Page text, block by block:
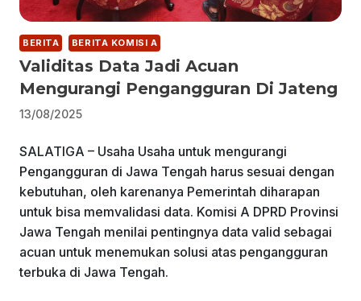
BERITA BERITA KOMISI A
Validitas Data Jadi Acuan
Mengurangi Pengangguran Di Jateng
13/08/2025
SALATIGA – Usaha Usaha untuk mengurangi
Pengangguran di Jawa Tengah harus sesuai dengan
kebutuhan, oleh karenanya Pemerintah diharapan
untuk bisa memvalidasi data. Komisi A DPRD Provinsi
Jawa Tengah menilai pentingnya data valid sebagai
acuan untuk menemukan solusi atas pengangguran
terbuka di Jawa Tengah.